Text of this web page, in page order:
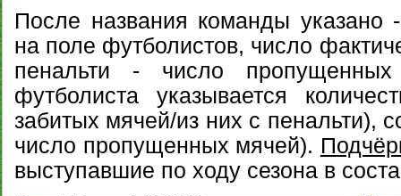
После названия команды
на поле футболистов, число
пенальти - число
футболиста указывается
забитых мячей/из них с пенальти),
число пропущенных мячей).
выступавшие по ходу сезона в